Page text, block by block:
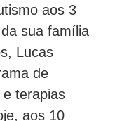
aos 3
sua família
Lucas
de
terapias
aos 10